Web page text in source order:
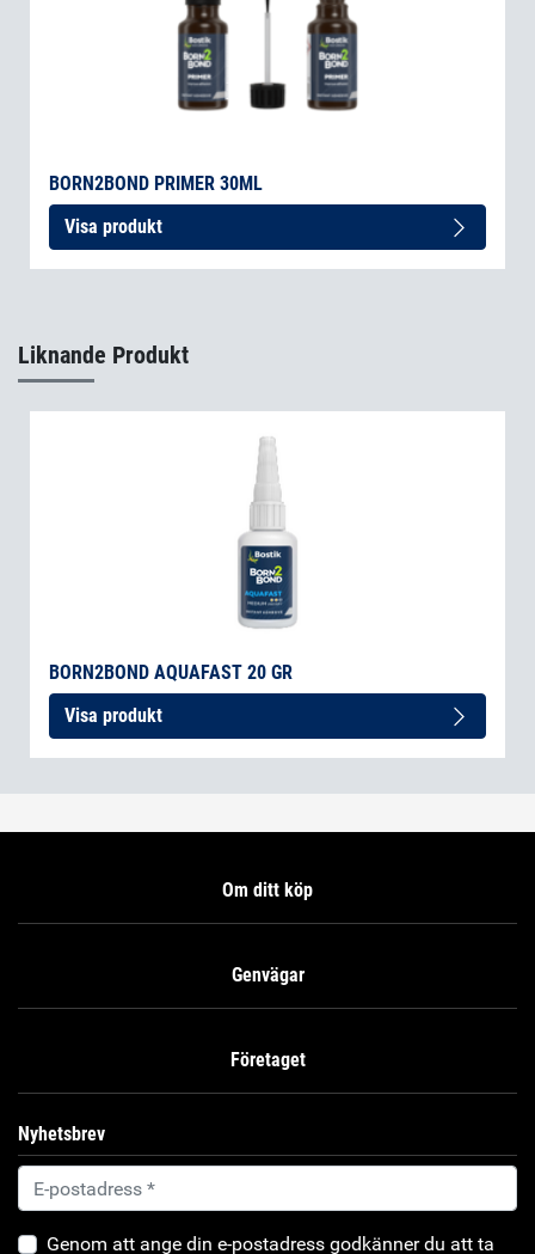
BORN2BOND PRIMER 30ML
Visa produkt
Liknande Produkt
BORN2BOND AQUAFAST 20 GR
Visa produkt
Om ditt köp
Genvägar
Företaget
Nyhetsbrev
Genom att ange din e-postadress godkänner du att ta